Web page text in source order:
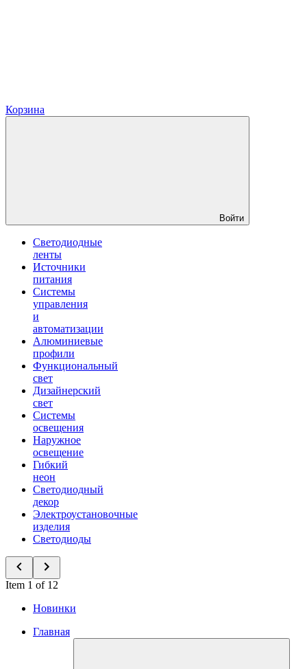
Корзина
Войти
Светодиодные
ленты
Источники
питания
Системы
управления
и
автоматизации
Алюминиевые
профили
Функциональный
свет
Дизайнерский
свет
Системы
освещения
Наружное
освещение
Гибкий
неон
Светодиодный
декор
Электроустановочные
изделия
Светодиоды
Item 1 of 12
Новинки
Главная